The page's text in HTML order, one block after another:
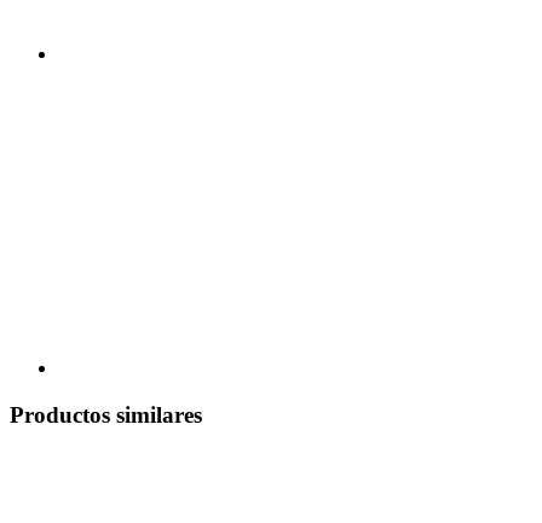
Productos similares